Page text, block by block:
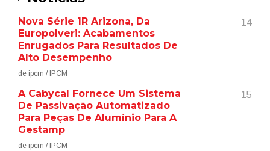
Nova Série 1R Arizona, Da
Europolveri: Acabamentos
Enrugados Para Resultados De
Alto Desempenho
14
de ipcm / IPCM
A Cabycal Fornece Um Sistema
De Passivação Automatizado
Para Peças De Alumínio Para A
Gestamp
15
de ipcm / IPCM